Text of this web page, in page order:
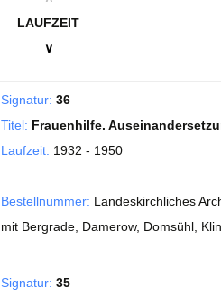
LAUFZEIT
∨
Signatur: 36
Titel: Frauenhilfe.
Laufzeit: 1932 - 1950
Bestellnummer: Landeskirchliches
mit Bergrade, Damerow, Domsühl,
Signatur: 35